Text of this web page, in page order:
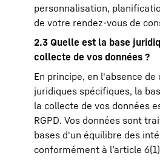
personnalisation,
de votre rendez-vous de
2.3 Quelle est la base
collecte de vos données ?
En principe, en l'absence
juridiques spécifiques, la
la collecte de vos données
RGPD. Vos données sont
bases d'un équilibre des
conformément à l’article